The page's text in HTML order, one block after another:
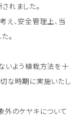
れました。
え、安全管理上、当
。
いよう植栽方法を十
な時期に実施いたし
外のケヤキについて